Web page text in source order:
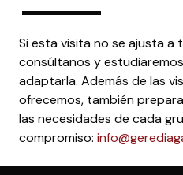
Si esta visita no se ajusta a
consúltanos y
adaptarla. Además de las
ofrecemos, también
las necesidades de cada
compromiso: